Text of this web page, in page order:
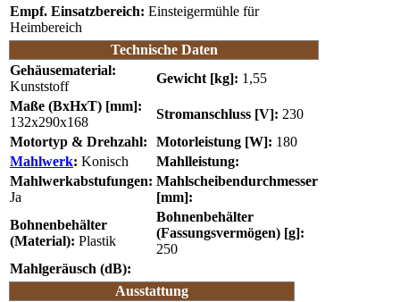
Empf. Einsatzbereich: Einsteigermühle für
Heimbereich
Technische Daten
Gehäusematerial:
Kunststoff
Gewicht [kg]: 1,55
Maße (BxHxT) [mm]:
132x290x168
Stromanschluss [V]: 230
Motortyp & Drehzahl:
Motorleistung [W]: 180
Mahlwerk: Konisch
Mahlleistung:
Mahlwerkabstufungen:
Ja
Mahlscheibendurchmesser
[mm]:
Bohnenbehälter
(Material): Plastik
Bohnenbehälter
(Fassungsvermögen) [g]:
250
Mahlgeräusch (dB):
Ausstattung